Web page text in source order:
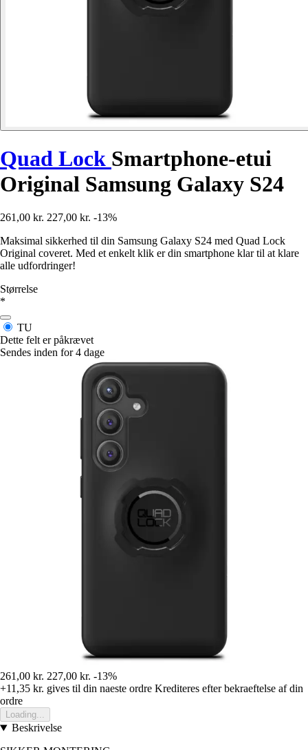
Quad Lock Smartphone-etui
Original Samsung Galaxy S24
261,00 kr. 227,00 kr. -13%
Maksimal sikkerhed til din Samsung Galaxy S24 med Quad Lock
Original coveret. Med et enkelt klik er din smartphone klar til at klare
alle udfordringer!
Størrelse
*
TU
Dette felt er påkrævet
Sendes inden for 4 dage
261,00 kr. 227,00 kr. -13%
+11,35 kr. gives til din naeste ordre Krediteres efter bekraeftelse af din
ordre
Loading...
Beskrivelse